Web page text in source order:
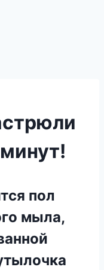
пол
мыла,